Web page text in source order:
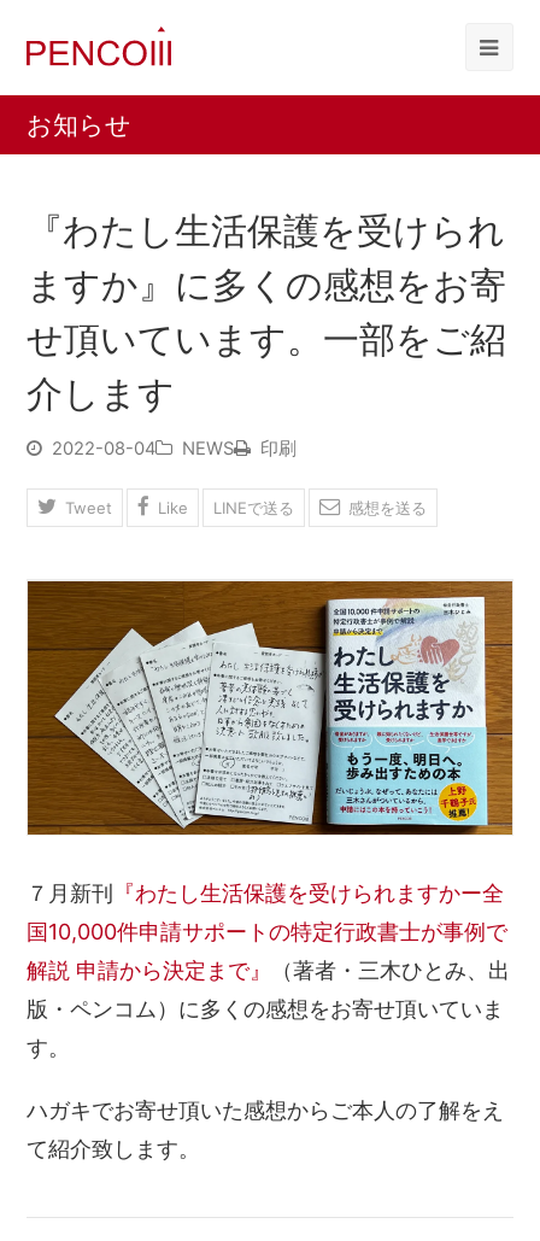
お知らせ
『わたし生活保護を受けられ
ますか』に多くの感想をお寄
せ頂いています。一部をご紹
介します
2022-08-04 NEWS 印刷
Tweet Like LINEで送る 感想を送る
７月新刊
『わたし生活保護を受けられますかー全
国10,000件申請サポートの特定行政書士が事例で
解説 申請から決定まで』
（著者・三木ひとみ、出
版・ペンコム）に多くの感想をお寄せ頂いていま
す。
ハガキでお寄せ頂いた感想からご本人の了解をえ
て紹介致します。